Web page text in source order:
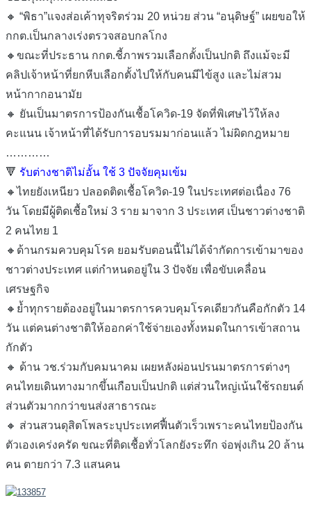
🔸 “พิธา”แจงส่อเค้าทุจริตร่วม 20 หน่วย ส่วน “อนุดิษฐ์” เผยขอให้
กกต.เป็นกลางเร่งตรวจสอบกลโกง
🔸ขณะที่ประธาน กกต.ชี้ภาพรวมเลือกตั้งเป็นปกติ ถึงแม้จะมี
คลิปเจ้าหน้าที่ยกหีบเลือกตั้งไปให้กับคนมีไข้สูง และไม่สวม
หน้ากากอนามัย
🔸 ยันเป็นมาตรการป้องกันเชื้อโควิด-19 จัดที่พิเศษไว้ให้ลง
คะแนน เจ้าหน้าที่ได้รับการอบรมมาก่อนแล้ว ไม่ผิดกฎหมาย
…………
🔻 รับต่างชาติไม่อั้น ใช้ 3 ปัจจัยคุมเข้ม
🔸ไทยยังเหนียว ปลอดติดเชื้อโควิด-19 ในประเทศต่อเนื่อง 76
วัน โดยมีผู้ติดเชื้อใหม่ 3 ราย มาจาก 3 ประเทศ เป็นชาวต่างชาติ
2 คนไทย 1
🔸ด้านกรมควบคุมโรค ยอมรับตอนนี้ไม่ได้จำกัดการเข้ามาของ
ชาวต่างประเทศ แต่กำหนดอยู่ใน 3 ปัจจัย เพื่อขับเคลื่อน
เศรษฐกิจ
🔸ย้ำทุกรายต้องอยู่ในมาตรการควบคุมโรคเดียวกันคือกักตัว 14
วัน แต่คนต่างชาติให้ออกค่าใช้จ่ายเองทั้งหมดในการเข้าสถาน
กักตัว
🔸 ด้าน วช.ร่วมกับคมนาคม เผยหลังผ่อนปรนมาตรการต่างๆ
คนไทยเดินทางมากขึ้นเกือบเป็นปกติ แต่ส่วนใหญ่เน้นใช้รถยนต์
ส่วนตัวมากกว่าขนส่งสาธารณะ
🔸 ส่วนสวนดุสิตโพลระบุประเทศฟื้นตัวเร็วเพราะคนไทยป้องกัน
ตัวเองเคร่งครัด ขณะที่ติดเชื้อทั่วโลกยังระทึก จ่อพุ่งเกิน 20 ล้าน
คน ตายกว่า 7.3 แสนคน